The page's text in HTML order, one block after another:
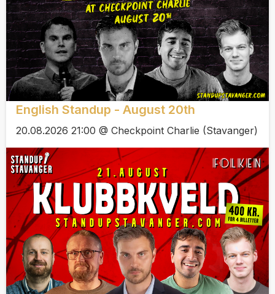
English Standup - August 20th
20.08.2026 21:00 @ Checkpoint Charlie (Stavanger)